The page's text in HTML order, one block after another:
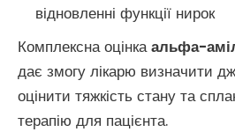
відновленні функції нирок
Комплексна оцінкаальфа-
дає змогу лікарю визначити
оцінити тяжкість стану та
терапію для пацієнта.